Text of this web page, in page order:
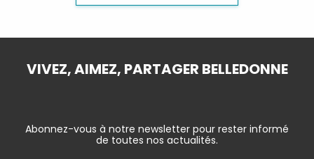
VIVEZ, AIMEZ, PARTAGER BELLEDONNE
Abonnez-vous à notre newsletter pour rester informé
de toutes nos actualités.